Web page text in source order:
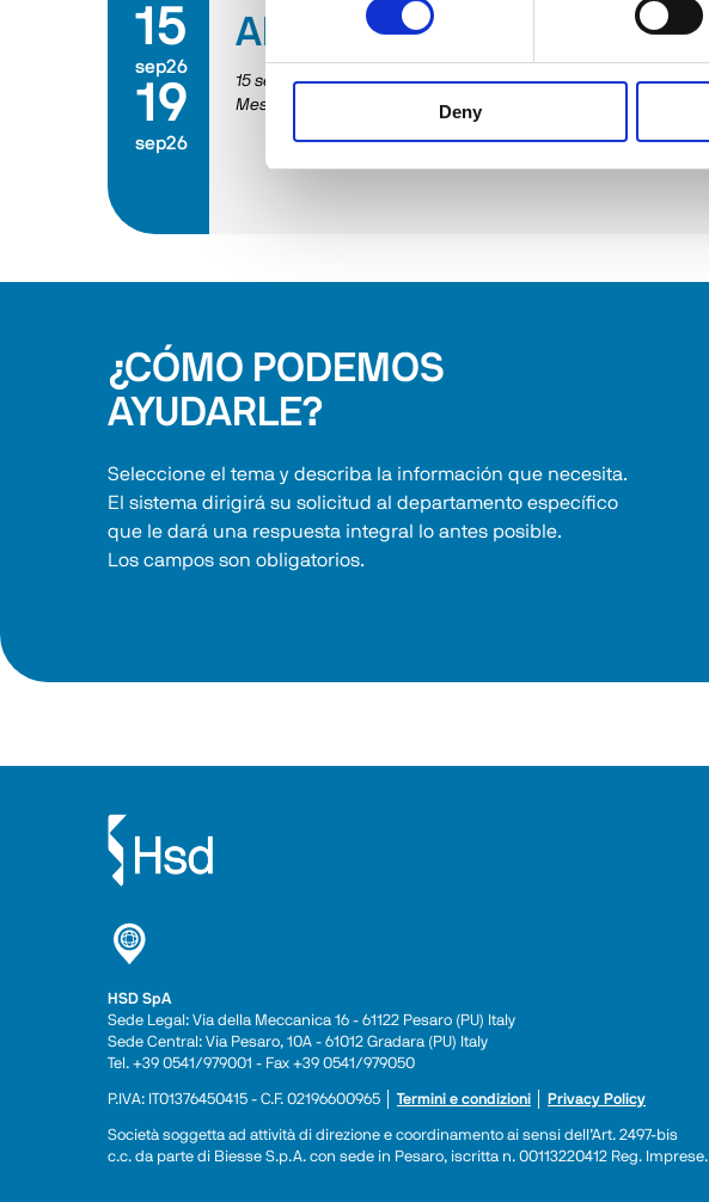
Deny
15
sep26
19
sep26
AMB 2026
15 septiembre 2026 / 19 septiembre 2026
Messepiazza 1, 70629 Stuttgart
¿CÓMO PODEMOS
AYUDARLE?
Seleccione el tema y describa la información que necesita.
El sistema dirigirá su solicitud al departamento específico
que le dará una respuesta integral lo antes posible.
Los campos son obligatorios.
HSD SpA
Sede Legal: Via della Meccanica 16 - 61122 Pesaro (PU) Italy
Sede Central: Via Pesaro, 10A - 61012 Gradara (PU) Italy
Tel. +39 0541/979001 - Fax +39 0541/979050
P.IVA: IT01376450415 - C.F. 02196600965 │ Termini e condizioni Privacy Policy
Società soggetta ad attività di direzione e coordinamento ai sensi dell’Art. 2497-bis
c.c. da parte di Biesse S.p.A. con sede in Pesaro, iscritta n. 00113220412 Reg. Imprese.